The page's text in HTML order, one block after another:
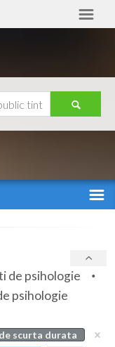
de psihologie
psihologie
scurta durata